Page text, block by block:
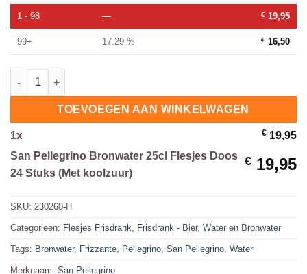
1 - 98 — € 19,95
99+ 17.29 % € 16,50
San Pellegrino Bronwater 25cl Flesjes Doos 24 Stuks (Met
TOEVOEGEN AAN WINKELWAGEN
1x € 19,95
San Pellegrino Bronwater 25cl Flesjes Doos
24 Stuks (Met koolzuur)
€ 19,95
SKU: 230260-H
Categorieën: Flesjes Frisdrank Frisdrank - Bier, Water en Bronwater
Tags: Bronwater, Frizzante Pellegrino San Pellegrino Water
Merknaam: San Pellegrino